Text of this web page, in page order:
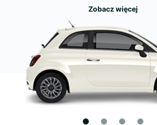
Zobacz więcej